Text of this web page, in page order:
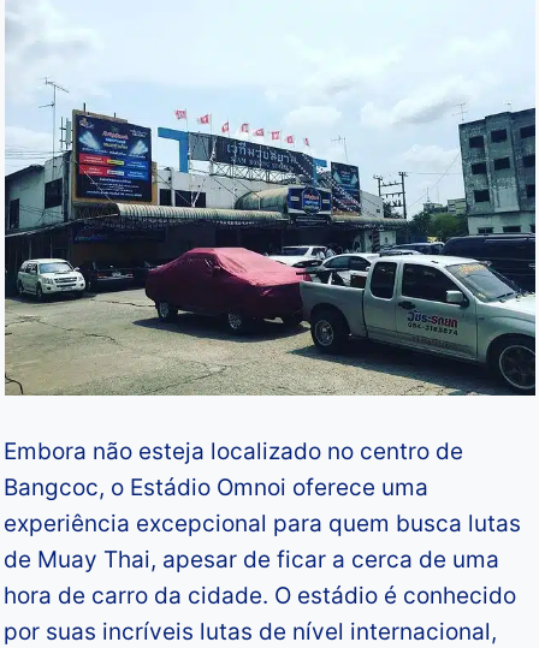
Embora não esteja localizado no centro de
Bangcoc, o Estádio Omnoi oferece uma
experiência excepcional para quem busca lutas
de Muay Thai, apesar de ficar a cerca de uma
hora de carro da cidade. O estádio é conhecido
por suas incríveis lutas de nível internacional,